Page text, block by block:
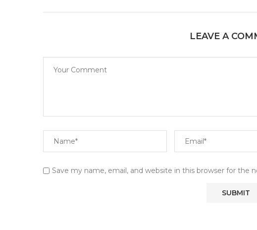
LEAVE A
Save my name, email, and website in this browser for the